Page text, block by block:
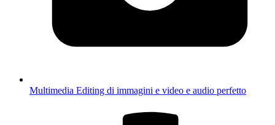
Multimedia Editing di immagini e video e audio perfetto